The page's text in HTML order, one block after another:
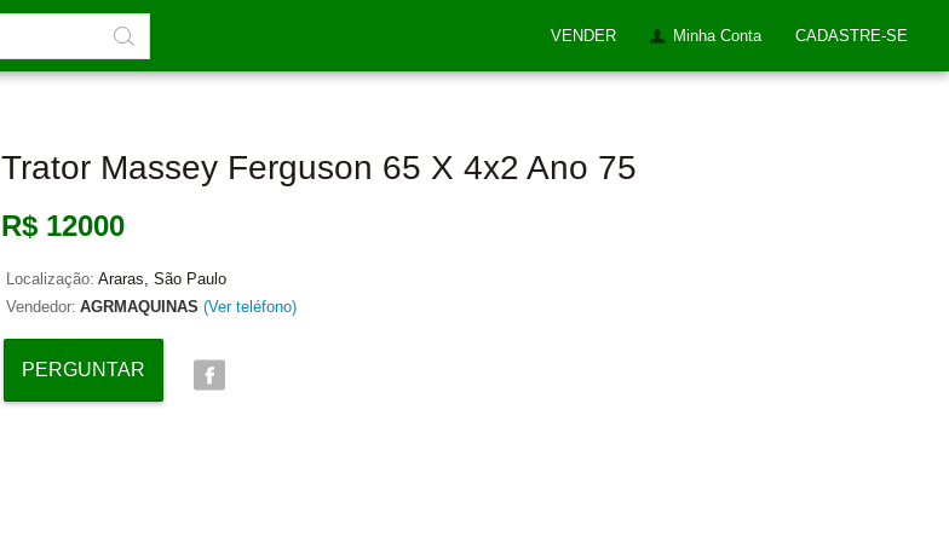
VENDER Minha Conta CADASTRE-SE
Trator Massey Ferguson 65 X 4x2 Ano 75
R$ 12000
Localização: Araras, São Paulo
Vendedor: AGRMAQUINAS (Ver teléfono)
PERGUNTAR